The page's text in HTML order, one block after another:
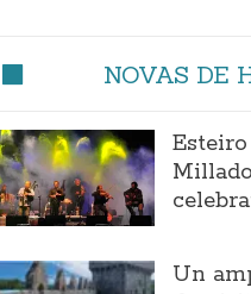
NOVAS DE
Un